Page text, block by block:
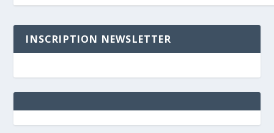
INSCRIPTION NEWSLETTER